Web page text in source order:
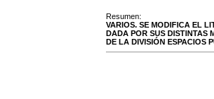
Resumen:
VARIOS. SE MODIFICA EL
DADA POR SUS DISTINTAS
DE LA DIVISIÓN ESPACIOS